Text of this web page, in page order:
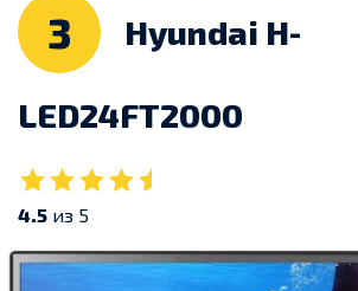
3 Hyundai H-
LED24FT2000
4.5 из 5